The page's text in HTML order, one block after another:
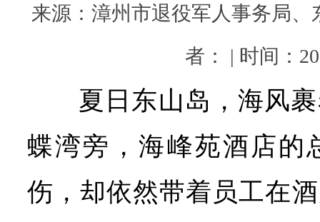
来源：漳州市退役军人事务局
者： | 时间：
夏日东山岛，海风
蝶湾旁，海峰苑酒店的
伤，却依然带着员工在